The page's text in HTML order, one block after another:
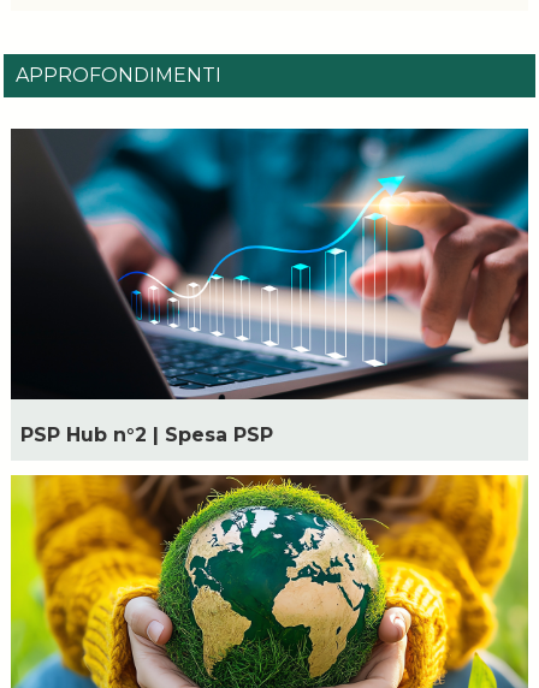
APPROFONDIMENTI
PSP Hub n°2 | Spesa PSP